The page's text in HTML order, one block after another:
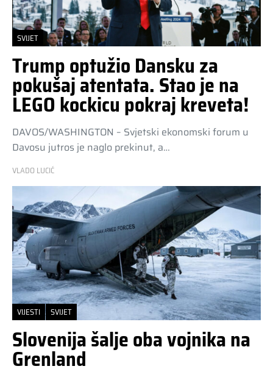
SVIJET
Trump optužio Dansku za
pokušaj atentata. Stao je na
LEGO kockicu pokraj kreveta!
DAVOS/WASHINGTON – Svjetski ekonomski forum u
Davosu jutros je naglo prekinut, a…
VLADO LUCIĆ
VIJESTI SVIJET
Slovenija šalje oba vojnika na
Grenland